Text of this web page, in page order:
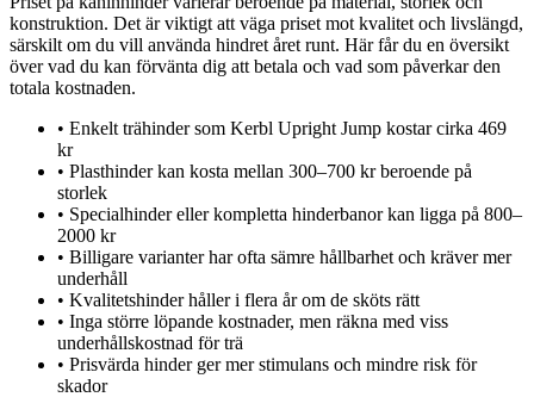
konstruktion. Det är viktigt att väga priset mot kvalitet och livslängd,
särskilt om du vill använda hindret året runt. Här får du en översikt
över vad du kan förvänta dig att betala och vad som påverkar den
totala kostnaden.
• Enkelt trähinder som Kerbl Upright Jump kostar cirka 469
kr
• Plasthinder kan kosta mellan 300–700 kr beroende på
storlek
• Specialhinder eller kompletta hinderbanor kan ligga på 800–
2000 kr
• Billigare varianter har ofta sämre hållbarhet och kräver mer
underhåll
• Kvalitetshinder håller i flera år om de sköts rätt
• Inga större löpande kostnader, men räkna med viss
underhållskostnad för trä
• Prisvärda hinder ger mer stimulans och mindre risk för
skador